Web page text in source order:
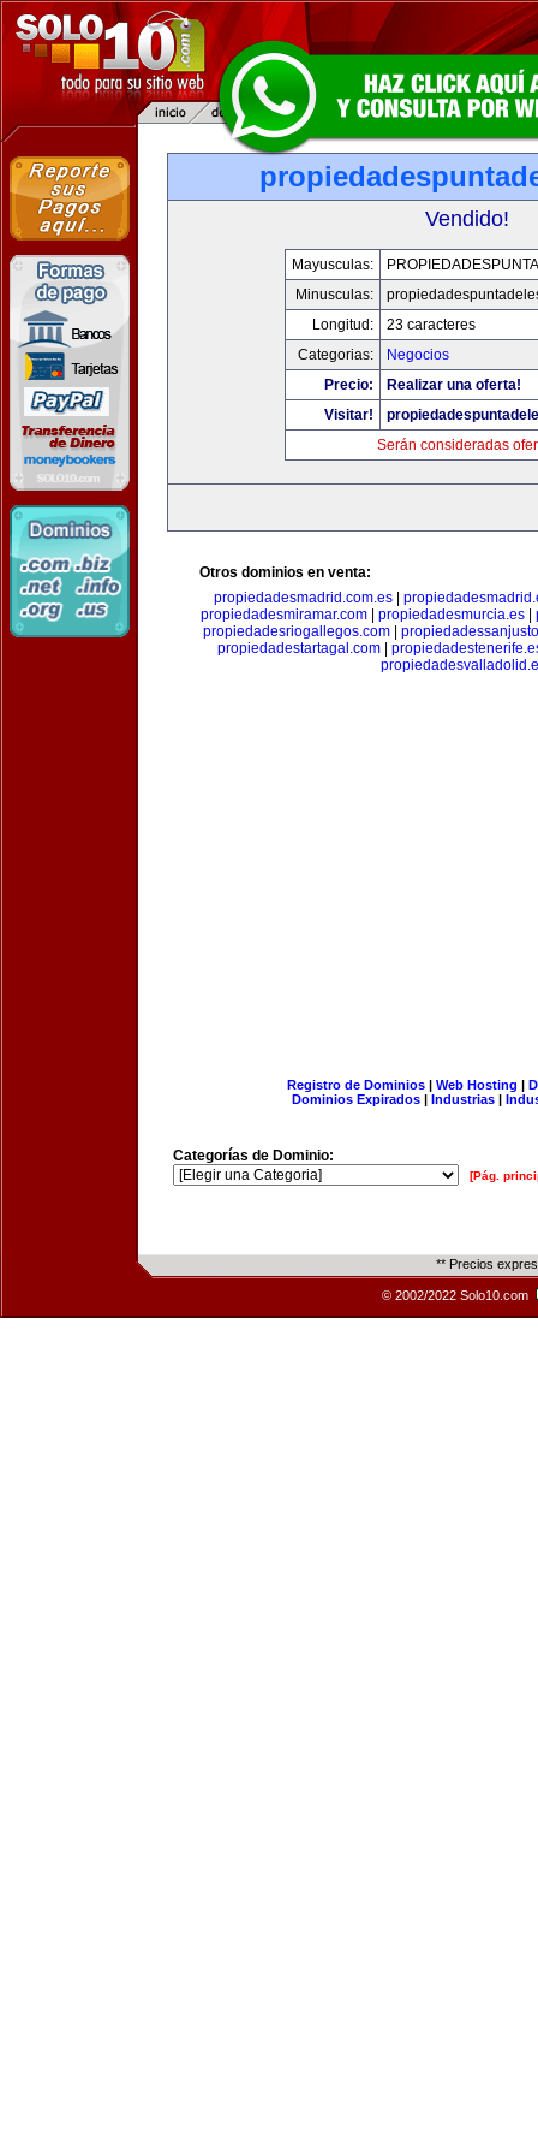
Vendido!
Mayusculas:
Minusculas:
Longitud:
23 caracteres
Categorias:
Negocios
Precio:
Realizar una oferta!
Visitar!
Serán consideradas
Otros dominios en venta:
propiedadesmadrid.com.es
propiedadesmiramar.com
propiedadesmurcia.es
propiedadesriogallegos.com|
propiedadestartagal.com|
Registro de Dominios| Web Hosting |
Dominios Expirados | Industrias |
Categorías de Dominio:
[Pág.
** Precios
© 2002/2022 Solo10.com